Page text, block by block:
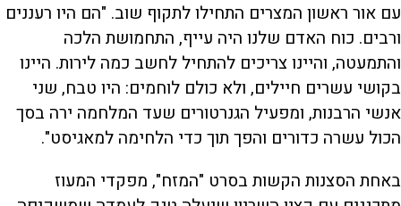
עם אור ראשון המצרים התחילו לתקוף שוב. "הם היו רעננים
ורבים. כוח האדם שלנו היה עייף, התחמושת הלכה
והתמעטה, והיינו צריכים להתחיל לחשב כמה לירות. היינו
בקושי עשרים חיילים, ולא כולם לוחמים: היו טבח, שני
אנשי הרבנות, ומפעיל הגנרטורים שעד המלחמה ירה בסך
הכול עשרה כדורים והפך תוך כדי הלחימה למאגיסט".
באחת הסצנות הקשות בסרט "המזח", מפקדי המעוז